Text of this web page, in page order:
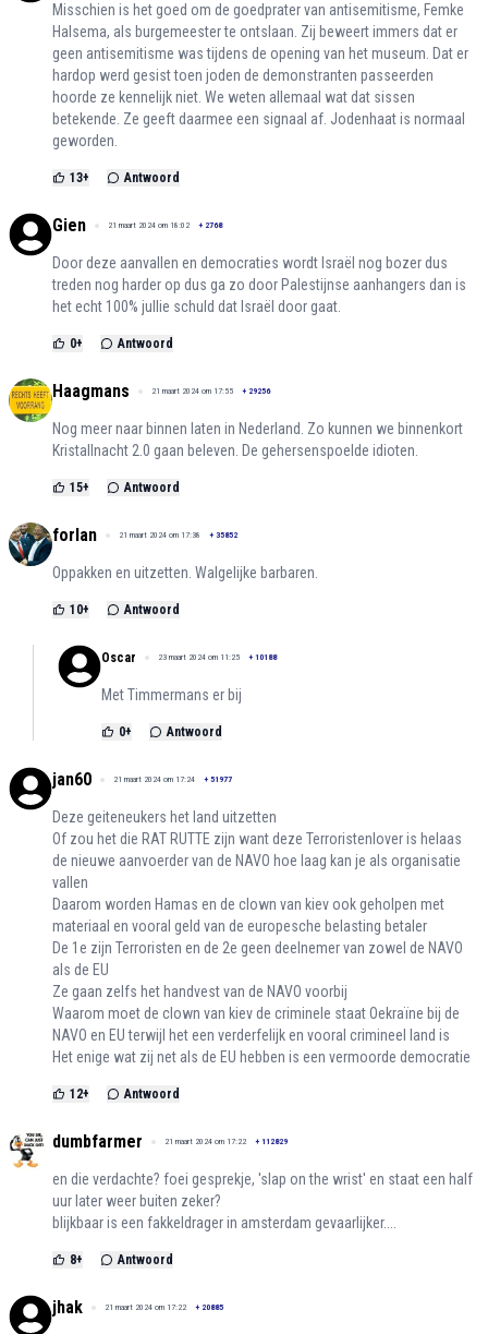
Misschien is het goed om de goedprater van antisemitisme, Femke
Halsema, als burgemeester te ontslaan. Zij beweert immers dat er
geen antisemitisme was tijdens de opening van het museum. Dat er
hardop werd gesist toen joden de demonstranten passeerden
hoorde ze kennelijk niet. We weten allemaal wat dat sissen
betekende. Ze geeft daarmee een signaal af. Jodenhaat is normaal
geworden.
13+ Antwoord
Gien 21 maart 2024 om 18:02 + 2768
Door deze aanvallen en democraties wordt Israël nog bozer dus
treden nog harder op dus ga zo door Palestijnse aanhangers dan is
het echt 100% jullie schuld dat Israël door gaat.
0+ Antwoord
Haagmans 21 maart 2024 om 17:55 + 29256
Nog meer naar binnen laten in Nederland. Zo kunnen we binnenkort
Kristallnacht 2.0 gaan beleven. De gehersenspoelde idioten.
15+ Antwoord
forlan 21 maart 2024 om 17:38 + 35852
Oppakken en uitzetten. Walgelijke barbaren.
10+ Antwoord
Oscar 23 maart 2024 om 11:25 + 10188
Met Timmermans er bij
0+ Antwoord
jan60 21 maart 2024 om 17:24 + 51977
Deze geiteneukers het land uitzetten
Of zou het die RAT RUTTE zijn want deze Terroristenlover is helaas
de nieuwe aanvoerder van de NAVO hoe laag kan je als organisatie
vallen
Daarom worden Hamas en de clown van kiev ook geholpen met
materiaal en vooral geld van de europesche belasting betaler
De 1e zijn Terroristen en de 2e geen deelnemer van zowel de NAVO
als de EU
Ze gaan zelfs het handvest van de NAVO voorbij
Waarom moet de clown van kiev de criminele staat Oekraïne bij de
NAVO en EU terwijl het een verderfelijk en vooral crimineel land is
Het enige wat zij net als de EU hebben is een vermoorde democratie
12+ Antwoord
dumbfarmer 21 maart 2024 om 17:22 + 112829
en die verdachte? foei gesprekje, 'slap on the wrist' en staat een half
uur later weer buiten zeker?
blijkbaar is een fakkeldrager in amsterdam gevaarlijker....
8+ Antwoord
jhak 21 maart 2024 om 17:22 + 20885